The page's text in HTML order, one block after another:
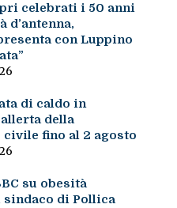
celebrati i 50 anni
d’antenna,
con Luppino
di caldo in
della
fino al 2 agosto
su obesità
di Pollica